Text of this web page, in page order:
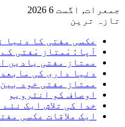
جمعرات, اگست 6 2026
تازہ ترین
عکسی مفتی کا دنیا
آپا : مْمتاز مْفتی
ممتاز مفتی یادیں
دنیا داری کی
ممتاز مفتی خود
اوصاف کو انٹرویو
خدا کی تلاش ایک نئے
ایک ملاقات عکسی